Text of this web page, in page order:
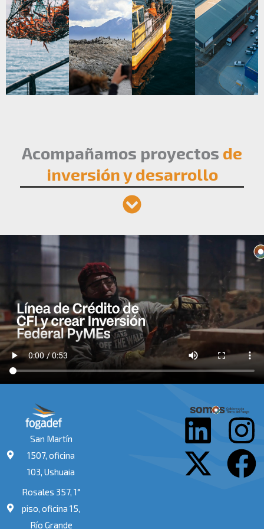
Acompañamos proyectos de
inversión y desarrollo
San Martín
1507, oficina
103, Ushuaia
Rosales 357, 1°
piso, oficina 15,
Río Grande
L
i
I
n
s
X
-
F
a
c